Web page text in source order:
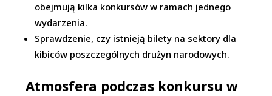
obejmują kilka konkursów w ramach jednego
wydarzenia.
Sprawdzenie, czy istnieją bilety na sektory dla
kibiców poszczególnych drużyn narodowych.
Atmosfera podczas konkursu w